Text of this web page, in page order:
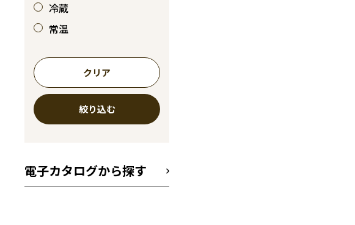
冷蔵
常温
クリア
絞り込む
電子カタログから探す